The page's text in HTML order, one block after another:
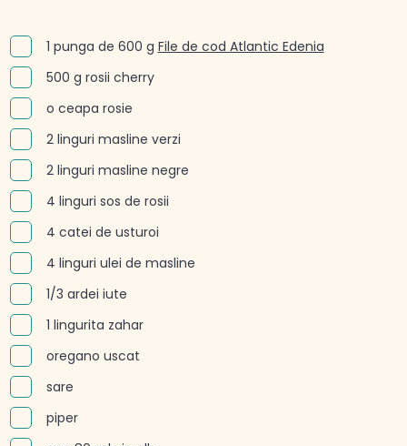
1 punga de 600 g File de cod Atlantic Edenia
500 g rosii cherry
o ceapa rosie
2 linguri masline verzi
2 linguri masline negre
4 linguri sos de rosii
4 catei de usturoi
4 linguri ulei de masline
1/3 ardei iute
1 lingurita zahar
oregano uscat
sare
piper